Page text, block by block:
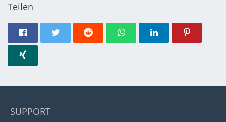
Teilen
SUPPORT